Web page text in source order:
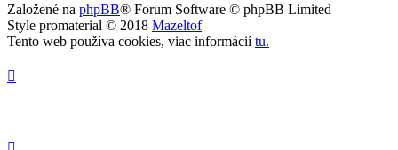
Založené na phpBB® Forum Software © phpBB Limited
Style promaterial © 2018 Mazeltof
Tento web používa cookies, viac informáciítu.